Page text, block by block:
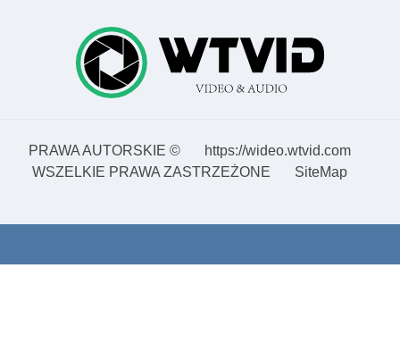
PRAWA AUTORSKIE ©
https://wideo.wtvid.com
WSZELKIE PRAWA ZASTRZEŻONE
SiteMap